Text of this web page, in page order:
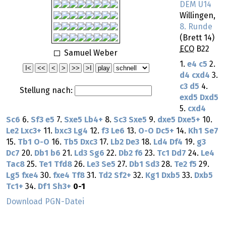
Samuel Weber
Stellung nach:
DEM U14
Willingen,
8. Runde
(Brett 14)
ECO B22
1. e4 c5 2.
d4 cxd4 3.
c3 d5 4.
exd5 Dxd5
5. cxd4
Sc6 6. Sf3 e5 7. Sxe5 Lb4+ 8. Sc3 Sxe5 9. dxe5 Dxe5+ 10.
Le2 Lxc3+ 11. bxc3 Lg4 12. f3 Le6 13. O-O Dc5+ 14. Kh1 Se7
15. Tb1 O-O 16. Tb5 Dxc3 17. Lb2 De3 18. Ld4 Df4 19. g3
Dc7 20. Db1 b6 21. Ld3 Sg6 22. Db2 f6 23. Tc1 Dd7 24. Le4
Tac8 25. Te1 Tfd8 26. Le3 Se5 27. Db1 Sd3 28. Te2 f5 29.
Lg5 fxe4 30. fxe4 Tf8 31. Td2 Sf2+ 32. Kg1 Dxb5 33. Dxb5
Tc1+ 34. Df1 Sh3+ 0-1
Download PGN-Datei